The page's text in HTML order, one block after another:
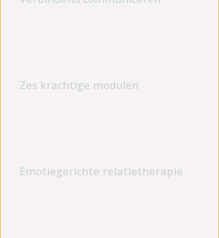
Zes krachtige modulen
Emotiegerichte relatietherapie